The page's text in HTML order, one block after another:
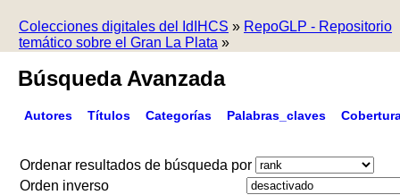
Colecciones digitales del IdIHCS » RepoGLP - Repositorio
temático sobre el Gran La Plata »
Búsqueda Avanzada
Autores Títulos Categorías Palabras_claves
Ordenar resultados de búsqueda por
Orden inverso